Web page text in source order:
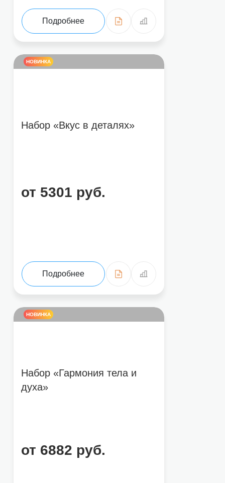
Подробнее
НОВИНКА
Набор «Вкус в деталях»
от 5301 руб.
Подробнее
НОВИНКА
Набор «Гармония тела и
духа»
от 6882 руб.